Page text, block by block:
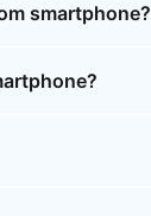
smartphone?